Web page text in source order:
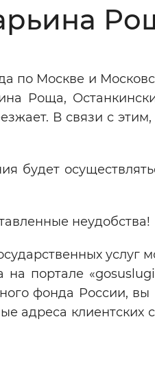
по Москве и
Роща,
В связи с
будет
неудобства!
портале
фонда России,
адреса